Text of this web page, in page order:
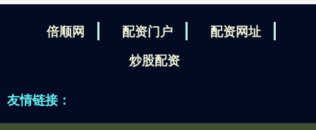
倍顺网 配资门户
配资网址
炒股配资
友情链接：